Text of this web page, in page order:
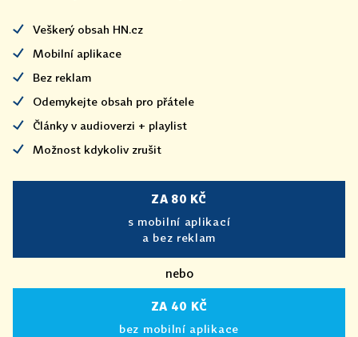
Veškerý obsah HN.cz
Mobilní aplikace
Bez reklam
Odemykejte obsah pro přátele
Články v audioverzi + playlist
Možnost kdykoliv zrušit
ZA 80 KČ
s mobilní aplikací
a bez reklam
nebo
ZA 40 KČ
bez mobilní aplikace